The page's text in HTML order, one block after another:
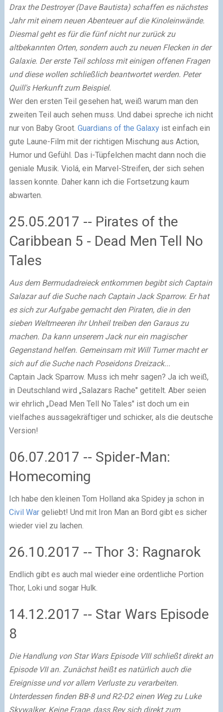
Drax the Destroyer (Dave Bautista) schaffen es nächstes
Jahr mit einem neuen Abenteuer auf die Kinoleinwände.
Diesmal geht es für die fünf nicht nur zurück zu
altbekannten Orten, sondern auch zu neuen Flecken in der
Galaxie. Der erste Teil schloss mit einigen offenen Fragen
und diese wollen schließlich beantwortet werden. Peter
Quill's Herkunft zum Beispiel.
Wer den ersten Teil gesehen hat, weiß warum man den
zweiten Teil auch sehen muss. Und dabei spreche ich nicht
nur von Baby Groot. Guardians of the Galaxyist einfach ein
gute Laune-Film mit der richtigen Mischung aus Action,
Humor und Gefühl. Das i-Tüpfelchen macht dann noch die
geniale Musik. Violá, ein Marvel-Streifen, der sich sehen
lassen konnte. Daher kann ich die Fortsetzung kaum
abwarten.
25.05.2017 -- Pirates of the
Caribbean 5 - Dead Men Tell No
Tales
Aus dem Bermudadreieck entkommen begibt sich Captain
Salazar auf die Suche nach Captain Jack Sparrow. Er hat
es sich zur Aufgabe gemacht den Piraten, die in den
sieben Weltmeeren ihr Unheil treiben den Garaus zu
machen. Da kann unserem Jack nur ein magischer
Gegenstand helfen. Gemeinsam mit Will Turner macht er
sich auf die Suche nach Poseidons Dreizack...
Captain Jack Sparrow. Muss ich mehr sagen? Ja ich weiß,
in Deutschland wird „Salazars Rache" getitelt. Aber seien
wir ehrlich „Dead Men Tell No Tales" ist doch um ein
vielfaches aussagekräftiger und schicker, als die deutsche
Version!
06.07.2017 -- Spider-Man:
Homecoming
Ich habe den kleinen Tom Holland aka Spidey ja schon in
Civil Wargeliebt! Und mit Iron Man an Bord gibt es sicher
wieder viel zu lachen.
26.10.2017 -- Thor 3: Ragnarok
Endlich gibt es auch mal wieder eine ordentliche Portion
Thor, Loki und sogar Hulk.
14.12.2017 -- Star Wars Episode
8
Die Handlung von Star Wars Episode VIII schließt direkt an
Episode VII an. Zunächst heißt es natürlich auch die
Ereignisse und vor allem Verluste zu verarbeiten.
Unterdessen finden BB-8 und R2-D2 einen Weg zu Luke
Skywalker. Keine Frage, dass Rey sich direkt zum